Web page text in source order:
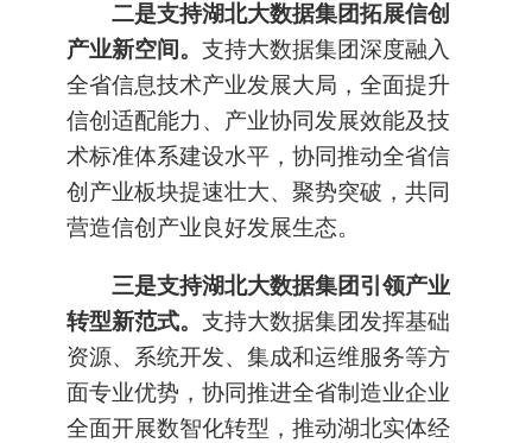
二是支持湖北大数据集团拓展信创
产业新空间。 支持大数据集团深度融入
全省信息技术产业发展大局，全面提升
信创适配能力、产业协同发展效能及技
术标准体系建设水平，协同推动全省信
创产业板块提速壮大、聚势突破，共同
营造信创产业良好发展生态。
三是支持湖北大数据集团引领产业
转型新范式。 支持大数据集团发挥基础
资源、系统开发、集成和运维服务等方
面专业优势，协同推进全省制造业企业
全面开展数智化转型，推动湖北实体经